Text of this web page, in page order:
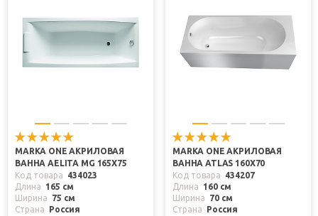
MARKA ONE АКРИЛОВАЯ
ВАННА AELITA MG 165X75
Код товара
434023
Длина
165 см
Ширина
75 см
Страна
Россия
MARKA ONE АКРИЛОВАЯ
ВАННА ATLAS 160X70
Код товара
434207
Длина
160 см
Ширина
70 см
Страна
Россия